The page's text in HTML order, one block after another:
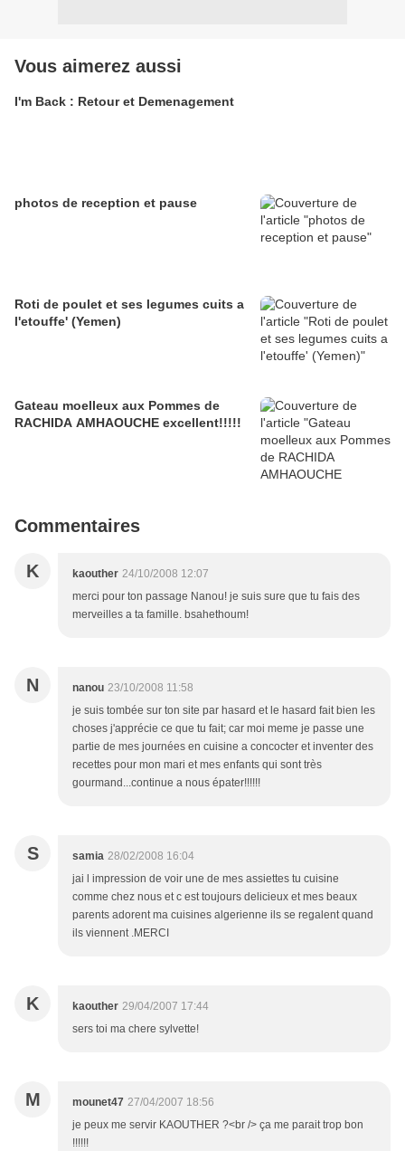
Vous aimerez aussi
I'm Back : Retour et Demenagement
photos de reception et pause
Roti de poulet et ses legumes cuits a
l'etouffe' (Yemen)
Gateau moelleux aux Pommes de
RACHIDA AMHAOUCHE excellent!!!!!
Commentaires
K kaouther 24/10/2008 12:07
merci pour ton passage Nanou! je suis sure que tu fais des
merveilles a ta famille. bsahethoum!
N nanou 23/10/2008 11:58
je suis tombée sur ton site par hasard et le hasard fait bien les
choses j'apprécie ce que tu fait; car moi meme je passe une
partie de mes journées en cuisine a concocter et inventer des
recettes pour mon mari et mes enfants qui sont très
gourmand...continue a nous épater!!!!!!
S samia 28/02/2008 16:04
jai l impression de voir une de mes assiettes tu cuisine
comme chez nous et c est toujours delicieux et mes beaux
parents adorent ma cuisines algerienne ils se regalent quand
ils viennent .MERCI
K kaouther 29/04/2007 17:44
sers toi ma chere sylvette!
M mounet47 27/04/2007 18:56
je peux me servir KAOUTHER ?<br /> ça me parait trop bon
!!!!!!